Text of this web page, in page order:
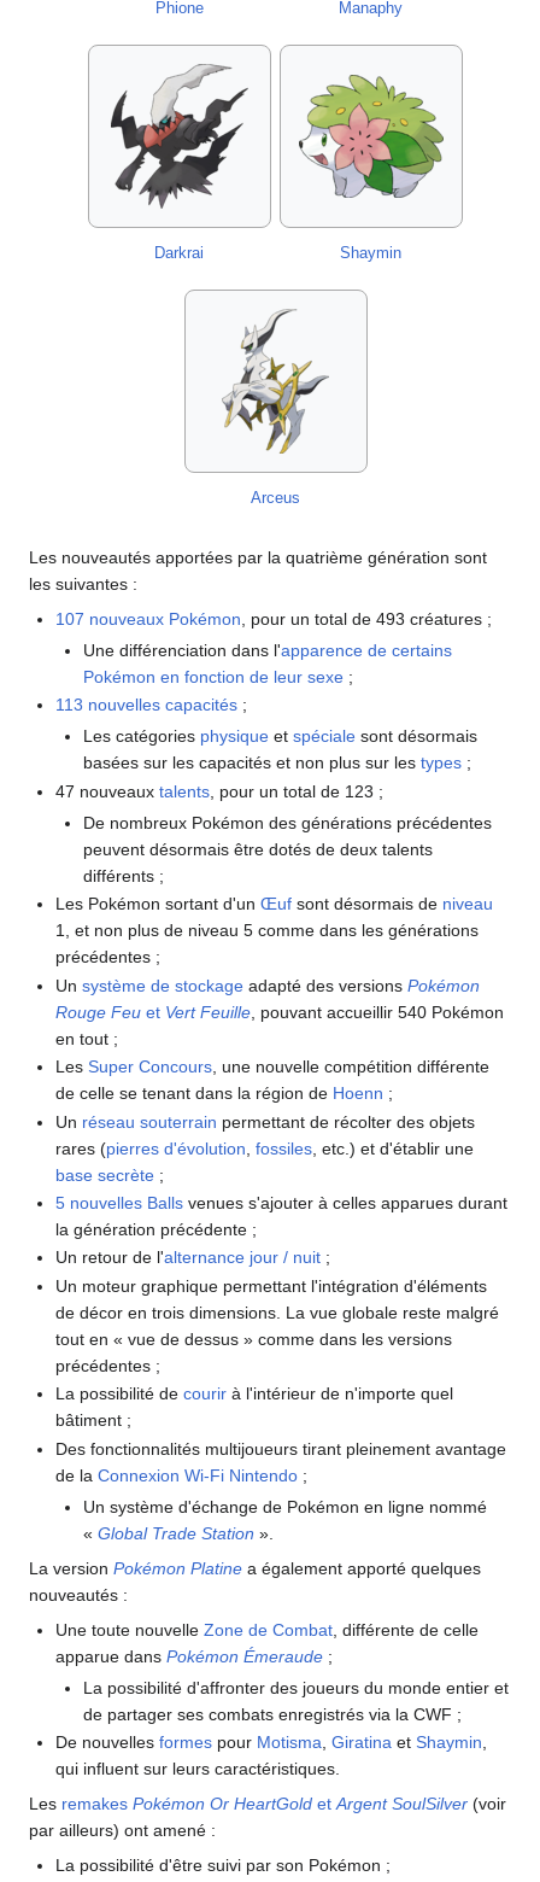
Phione Manaphy
Darkrai Shaymin
Arceus
Les nouveautés apportées par la quatrième génération sont
les suivantes :
107 nouveaux Pokémon , pour un total de 493 créatures ;
Une différenciation dans l'apparence de certains
Pokémon en fonction de leur sexe ;
113 nouvelles capacités ;
Les catégories physiqueet spécialesont désormais
basées sur les capacités et non plus sur les types ;
47 nouveauxtalents , pour un total de 123 ;
De nombreux Pokémon des générations précédentes
peuvent désormais être dotés de deux talents
différents ;
Les Pokémon sortant d'unŒuf sont désormais de niveau
1, et non plus de niveau 5 comme dans les générations
précédentes ;
Unsystème de stockage adapté des versionsPokémon
Rouge Feu et Vert Feuille , pouvant accueillir 540 Pokémon
en tout ;
LesSuper Concours, une nouvelle compétition différente
de celle se tenant dans la région de Hoenn ;
Un réseau souterrain permettant de récolter des objets
rares (pierres d'évolution ,fossiles , etc.) et d'établir une
base secrète ;
5 nouvelles Balls venues s'ajouter à celles apparues durant
la génération précédente ;
Un retour de l'alternance jour / nuit ;
Un moteur graphique permettant l'intégration d'éléments
de décor en trois dimensions. La vue globale reste malgré
tout en « vue de dessus » comme dans les versions
précédentes ;
La possibilité decourir à l'intérieur de n'importe quel
bâtiment ;
Des fonctionnalités multijoueurs tirant pleinement avantage
de laConnexion Wi-Fi Nintendo ;
Un système d'échange de Pokémon en ligne nommé
« Global Trade Station ».
La version Pokémon Platine a également apporté quelques
nouveautés :
Une toute nouvelleZone de Combat , différente de celle
apparue dansPokémon Émeraude ;
La possibilité d'affronter des joueurs du monde entier et
de partager ses combats enregistrés via la CWF ;
De nouvellesformes pour Motisma,Giratina etShaymin,
qui influent sur leurs caractéristiques.
Les remakes Pokémon Or HeartGold etArgent SoulSilver (voir
par ailleurs) ont amené :
La possibilité d'être suivi par son Pokémon ;